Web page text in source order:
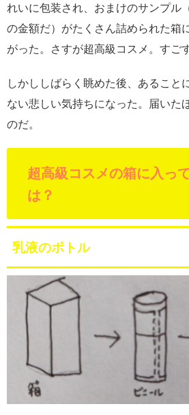
れいに包装され、おまけのサンプル
の金額だ）がたくさん詰められた箱
がった。さすが超高級コスメ。すご
しかししばらく眺めた後、あること
ない悲しい気持ちになった。届いた
のだ。
超高級コスメの箱に入っ
は？
乳液のボトル